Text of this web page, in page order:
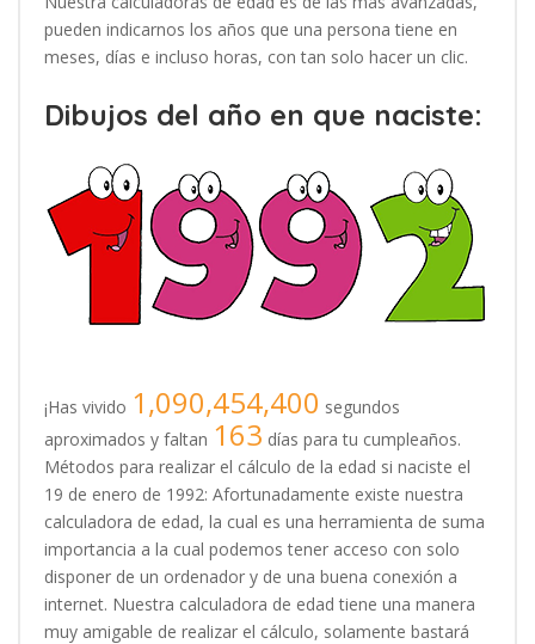
pueden indicarnos los años que una persona tiene en
meses, días e incluso horas, con tan solo hacer un clic.
Dibujos del año en que naciste:
¡Has vivido 1,090,454,400 segundos
aproximados y faltan 163 días para tu cumpleaños.
Métodos para realizar el cálculo de la edad si naciste el
19 de enero de 1992: Afortunadamente existe nuestra
calculadora de edad, la cual es una herramienta de suma
importancia a la cual podemos tener acceso con solo
disponer de un ordenador y de una buena conexión a
internet. Nuestra calculadora de edad tiene una manera
muy amigable de realizar el cálculo, solamente bastará